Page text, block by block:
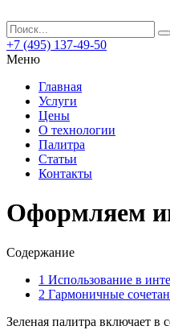
+7 (495) 137-49-50
Меню
Главная
Услуги
Цены
О технологии
Палитра
Статьи
Контакты
Оформляем
Содержание
1 Использование в
2 Гармоничные
Зеленая палитра включает